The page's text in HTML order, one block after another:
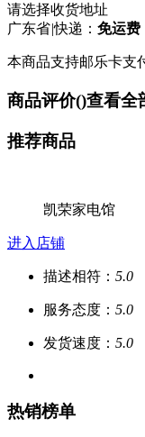
请选择收货地址
广东省|快递： 免运费
本商品支持邮乐卡支
商品评价()查看全
推荐商品
凯荣家电馆
进入店铺
描述相符： 5.0
服务态度： 5.0
发货速度： 5.0
热销榜单